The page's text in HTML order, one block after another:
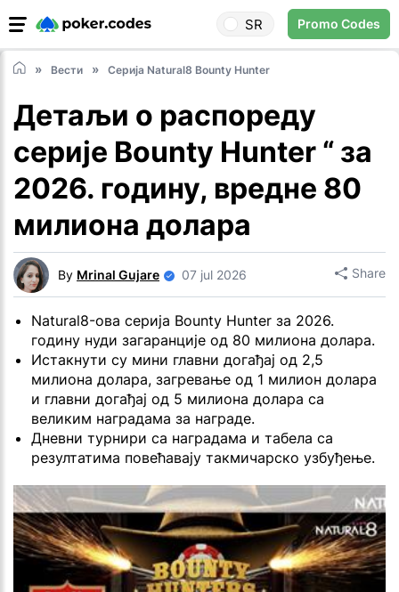
SR Promo Codes
Вести Серија Natural8 Bounty Hunter
Детаљи о распореду
серије Bounty Hunter “ за
2026. годину, вредне 80
милиона долара
By Mrinal Gujare 07 jul 2026 Share
Natural8-ова серија Bounty Hunter за 2026.
годину нуди загаранције од 80 милиона долара.
Истакнути су мини главни догађај од 2,5
милиона долара, загревање од 1 милион долара
и главни догађај од 5 милиона долара са
великим наградама за награде.
Дневни турнири са наградама и табела са
резултатима повећавају такмичарско узбуђење.